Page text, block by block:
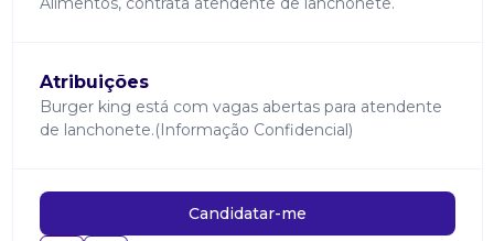
Atribuições
Burger king está com vagas abertas para atendente
de lanchonete.(Informação Confidencial)
Candidatar-me